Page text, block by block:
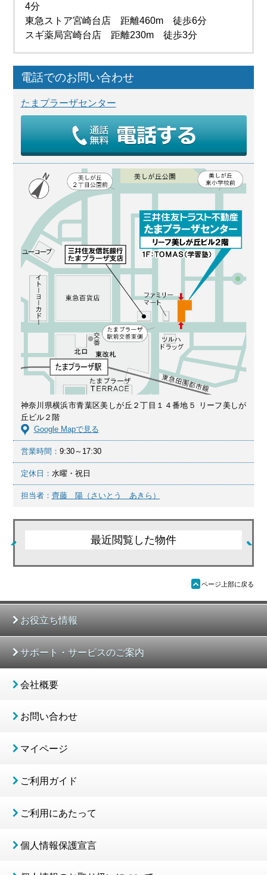
4分
東急ストア宮崎台店 距離460m 徒歩6分
スギ薬局宮崎台店 距離230m 徒歩3分
電話でのお問い合わせ
たまプラーザセンター
神奈川県横浜市青葉区美しが丘２丁目１４番地５ リーフ美しが
丘ビル２階
Google Mapで見る
営業時間： 9:30～17:30
定休日： 水曜・祝日
担当者： 齊藤 陽（さいとう あきら）
最近閲覧した物件
ü ページ上部に戻る
お役立ち情報
サポート・サービスのご案内
会社概要
お問い合わせ
マイページ
ご利用ガイド
ご利用にあたって
個人情報保護宣言